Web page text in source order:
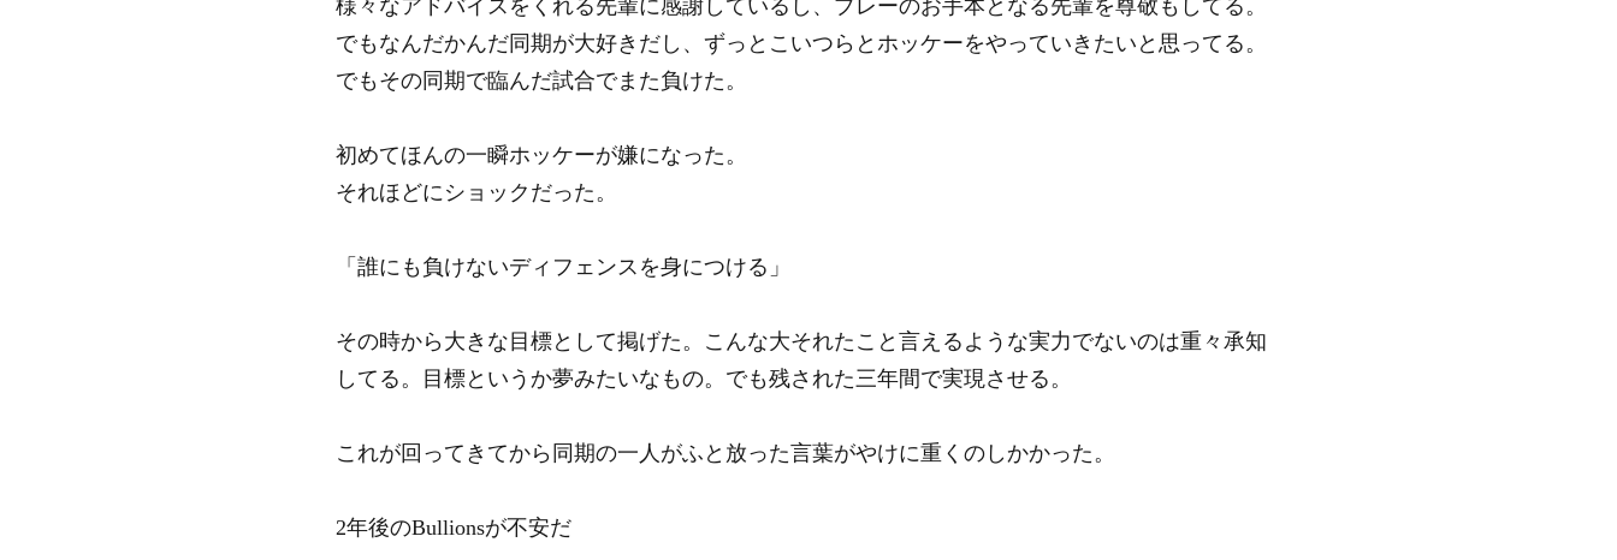
様々なアドバイスをくれる先輩に感謝しているし、プレーのお手本となる先輩を尊敬もしてる。
でもなんだかんだ同期が大好きだし、ずっとこいつらとホッケーをやっていきたいと思ってる。
でもその同期で臨んだ試合でまた負けた。
初めてほんの一瞬ホッケーが嫌になった。
それほどにショックだった。
「誰にも負けないディフェンスを身につける」
その時から大きな目標として掲げた。こんな大それたこと言えるような実力でないのは重々承知
してる。目標というか夢みたいなもの。でも残された三年間で実現させる。
これが回ってきてから同期の一人がふと放った言葉がやけに重くのしかかった。
2年後のBullionsが不安だ